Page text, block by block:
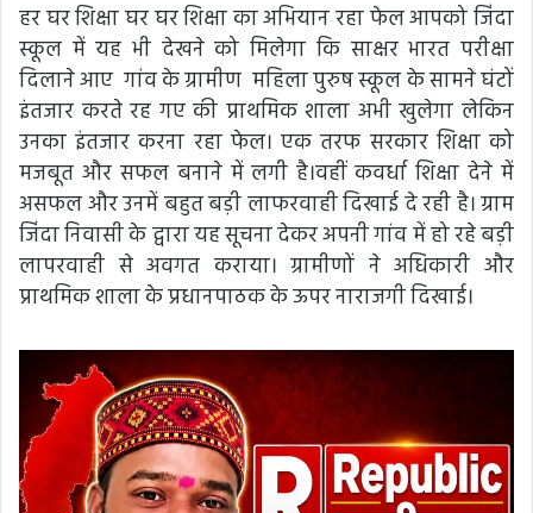
हर घर शिक्षा घर घर शिक्षा का अभियान रहा फेल आपको जिंदा
स्कूल में यह भी देखने को मिलेगा कि साक्षर भारत परीक्षा
दिलाने आए गांव के ग्रामीण महिला पुरुष स्कूल के सामने घंटों
इंतजार करते रह गए की प्राथमिक शाला अभी खुलेगा लेकिन
उनका इंतजार करना रहा फेल। एक तरफ सरकार शिक्षा को
मजबूत और सफल बनाने में लगी है।वहीं कवर्धा शिक्षा देने में
असफल और उनमें बहुत बड़ी लाफरवाही दिखाई दे रही है। ग्राम
जिंदा निवासी के द्वारा यह सूचना देकर अपनी गांव में हो रहे बड़ी
लापरवाही से अवगत कराया। ग्रामीणों ने अधिकारी और
प्राथमिक शाला के प्रधानपाठक के ऊपर नाराजगी दिखाई।